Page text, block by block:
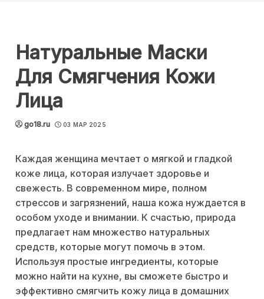
Натуральные Маски
Для Смягчения Кожи
Лица
go18.ru 03 МАР 2025
Каждая женщина мечтает о мягкой и гладкой
коже лица, которая излучает здоровье и
свежесть. В современном мире, полном
стрессов и загрязнений, наша кожа нуждается в
особом уходе и внимании. К счастью, природа
предлагает нам множество натуральных
средств, которые могут помочь в этом.
Используя простые ингредиенты, которые
можно найти на кухне, вы сможете быстро и
эффективно смягчить кожу лица в домашних